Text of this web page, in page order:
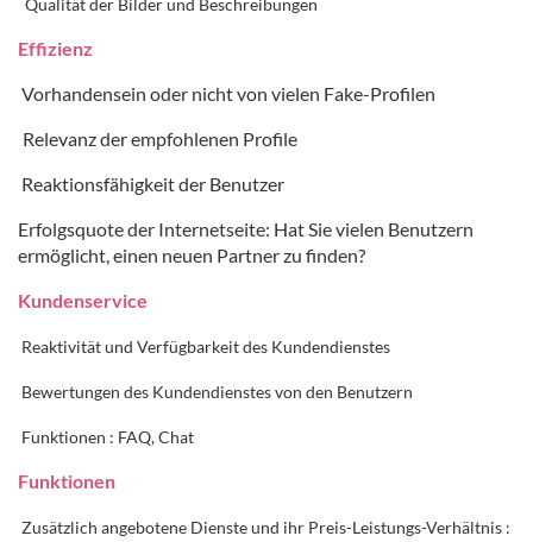
Qualität der Bilder und Beschreibungen
Effizienz
Vorhandensein oder nicht von vielen Fake-Profilen
Relevanz der empfohlenen Profile
Reaktionsfähigkeit der Benutzer
Erfolgsquote der Internetseite: Hat Sie vielen Benutzern
ermöglicht, einen neuen Partner zu finden?
Kundenservice
Reaktivität und Verfügbarkeit des Kundendienstes
Bewertungen des Kundendienstes von den Benutzern
Funktionen : FAQ, Chat
Funktionen
Zusätzlich angebotene Dienste und ihr Preis-Leistungs-Verhältnis :